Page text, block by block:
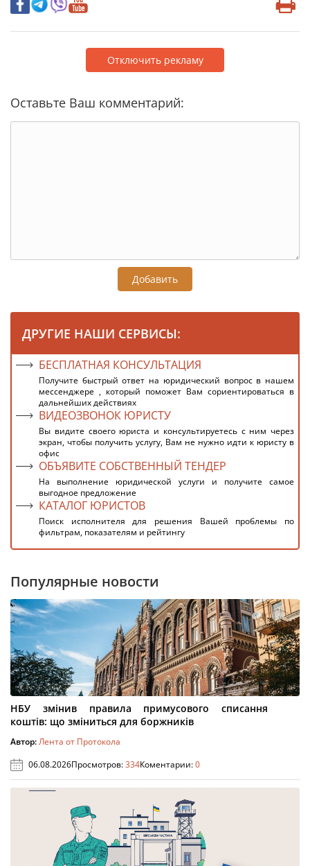
Отключить рекламу
Оставьте Ваш комментарий:
Добавить
ДРУГИЕ НАШИ СЕРВИСЫ:
БЕСПЛАТНАЯ КОНСУЛЬТАЦИЯ
Получите быстрый ответ на юридический вопрос в нашем
мессенджере , который поможет Вам сориентироваться в
дальнейших действиях
ВИДЕОЗВОНОК ЮРИСТУ
Вы видите своего юриста и консультируетесь с ним через
экран, чтобы получить услугу, Вам не нужно идти к юристу в
офис
ОБЪЯВИТЕ СОБСТВЕННЫЙ ТЕНДЕР
На выполнение юридической услуги и получите самое
выгодное предложение
КАТАЛОГ ЮРИСТОВ
Поиск исполнителя для решения Вашей проблемы по
фильтрам, показателям и рейтингу
Популярные новости
НБУ змінив правила примусового списання
коштів: що зміниться для боржників
Автор:Лента от Протокола
06.08.2026Просмотров:334Коментарии:0